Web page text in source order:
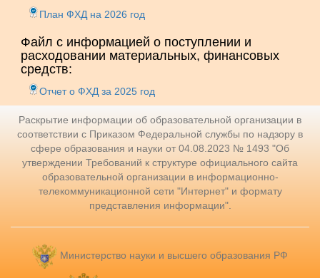
План ФХД на 2026 год
Файл с информацией о поступлении и
расходовании материальных, финансовых
средств:
Отчет о ФХД за 2025 год
Раскрытие информации об образовательной организации в
соответствии с Приказом Федеральной службы по надзору в
сфере образования и науки от 04.08.2023 № 1493 "Об
утверждении Требований к структуре официального сайта
образовательной организации в информационно-
телекоммуникационной сети "Интернет" и формату
представления информации".
Министерство науки и высшего образования РФ